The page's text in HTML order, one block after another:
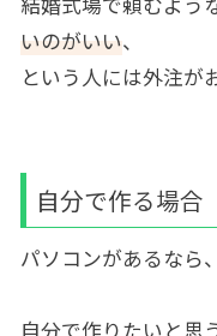
いのがいい、
という人には外注が
自分で作る場合
パソコンがあるなら
自分で作りたいと思